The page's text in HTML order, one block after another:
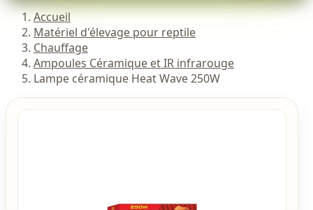
Accueil
Matériel d'élevage pour reptile
Chauffage
Ampoules Céramique et IR infrarouge
Lampe céramique Heat Wave 250W